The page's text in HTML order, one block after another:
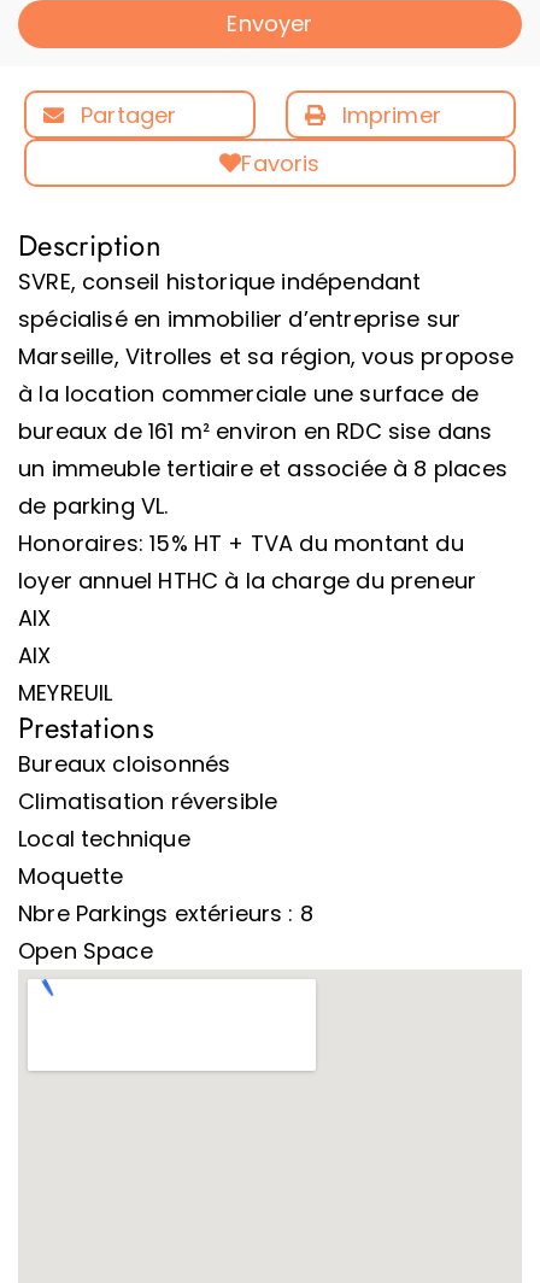
Envoyer
Partager
Imprimer
Favoris
Description
SVRE, conseil historique indépendant
spécialisé en immobilier d’entreprise sur
Marseille, Vitrolles et sa région, vous propose
à la location commerciale une surface de
bureaux de 161 m² environ en RDC sise dans
un immeuble tertiaire et associée à 8 places
de parking VL.
Honoraires: 15% HT + TVA du montant du
loyer annuel HTHC à la charge du preneur
AIX
AIX
MEYREUIL
Prestations
Bureaux cloisonnés
Climatisation réversible
Local technique
Moquette
Nbre Parkings extérieurs : 8
Open Space